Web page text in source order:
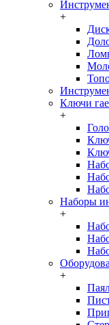
+
Ключи
+
Наборы
+
+